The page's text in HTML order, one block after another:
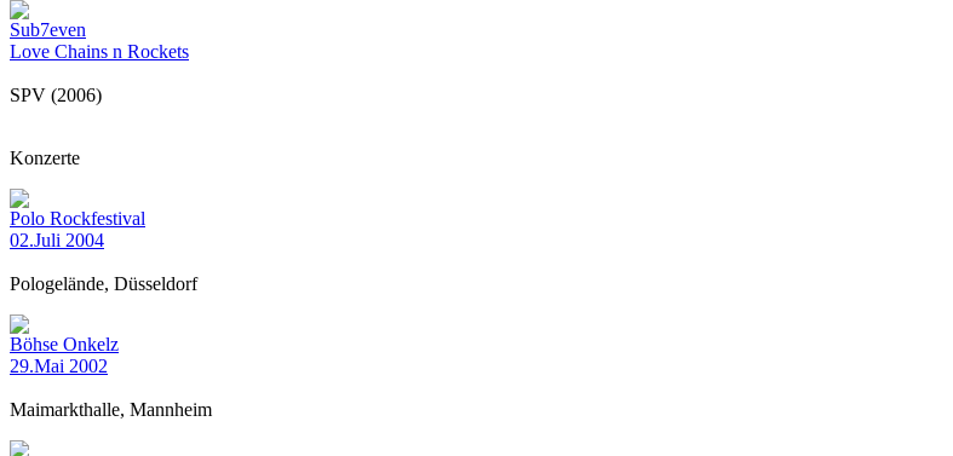
Sub7even
Love Chains n Rockets
SPV (2006)
Konzerte
Polo Rockfestival
02.Juli 2004
Pologelände, Düsseldorf
Böhse Onkelz
29.Mai 2002
Maimarkthalle, Mannheim